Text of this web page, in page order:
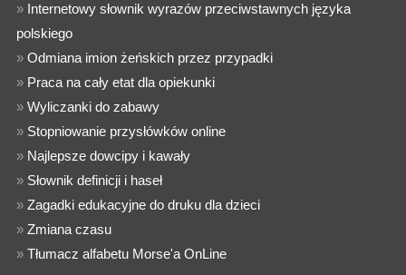
» Internetowy słownik wyrazów przeciwstawnych języka
polskiego
»Odmiana imion żeńskich przez przypadki
» Praca na cały etat dla opiekunki
»Wyliczanki do zabawy
» Stopniowanie przysłówków online
» Najlepsze dowcipy i kawały
» Słownik definicji i haseł
»Zagadki edukacyjne do druku dla dzieci
»Zmiana czasu
»Tłumacz alfabetu Morse'a OnLine